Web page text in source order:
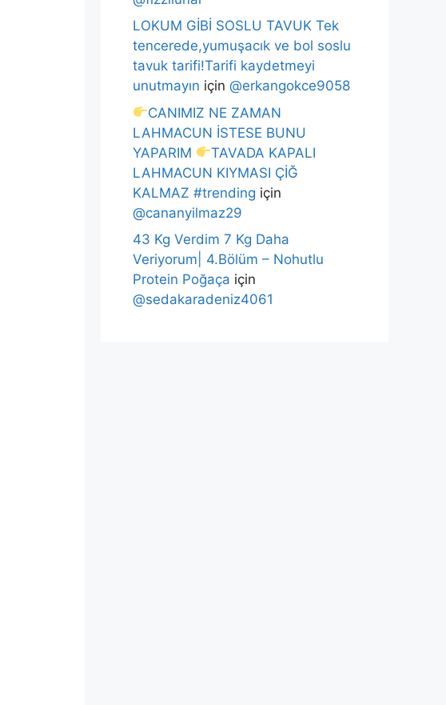
LOKUM GİBİ SOSLU TAVUK Tek
tencerede,yumuşacık ve bol soslu
tavuk tarifi!Tarifi kaydetmeyi
unutmayın için @erkangokce9058
CANIMIZ NE ZAMAN
LAHMACUN İSTESE BUNU
YAPARIM
TAVADA KAPALI
LAHMACUN KIYMASI ÇİĞ
KALMAZ #trending için
@cananyilmaz29
43 Kg Verdim 7 Kg Daha
Veriyorum| 4.Bölüm – Nohutlu
Protein Poğaça için
@sedakaradeniz4061